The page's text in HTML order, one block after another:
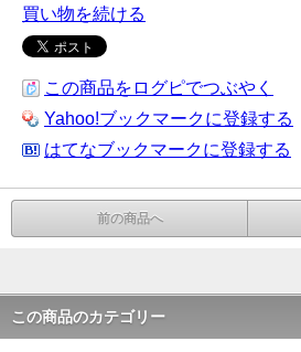
買い物を続ける
この商品をログピでつぶやく
Yahoo!ブックマークに登録する
はてなブックマークに登録する
前の商品へ
この商品のカテゴリー